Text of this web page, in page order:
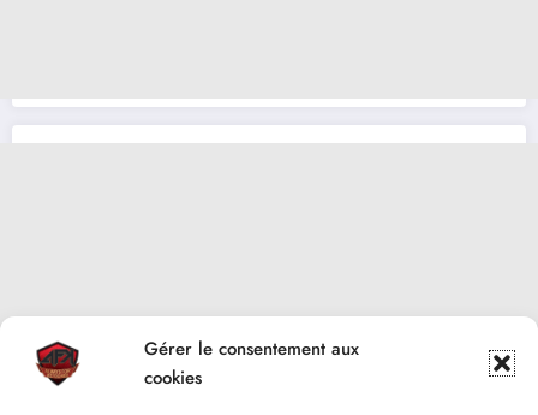
Gérer le consentement aux
cookies